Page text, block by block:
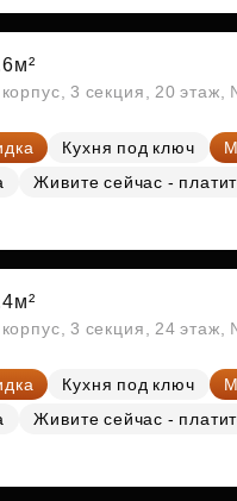
3 секция, 20 этаж,
Кухня под ключ
Живите сейчас -
3 секция, 24 этаж,
Кухня под ключ
Живите сейчас -